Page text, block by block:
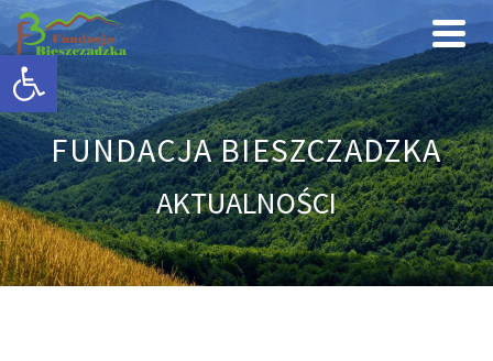
Otwórz pasek narzędzi
FUNDACJA BIESZCZADZKA
AKTUALNOŚCI